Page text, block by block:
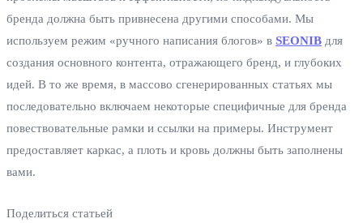
бренда должна быть привнесена другими способами. Мы
используем режим «ручного написания блогов» в SEONIB для
создания основного контента, отражающего бренд, и глубоких
идей. В то же время, в массово сгенерированных статьях мы
последовательно включаем некоторые специфичные для бренда
повествовательные рамки и ссылки на примеры. Инструмент
предоставляет каркас, а плоть и кровь должны быть заполнены
вами.
Поделиться статьей